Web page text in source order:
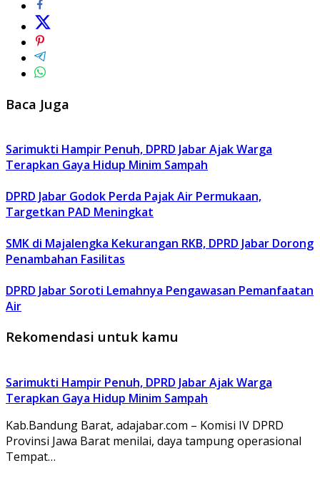
Baca Juga
Sarimukti Hampir Penuh, DPRD Jabar Ajak Warga
Terapkan Gaya Hidup Minim Sampah
DPRD Jabar Godok Perda Pajak Air Permukaan,
Targetkan PAD Meningkat
SMK di Majalengka Kekurangan RKB, DPRD Jabar Dorong
Penambahan Fasilitas
DPRD Jabar Soroti Lemahnya Pengawasan Pemanfaatan
Air
Rekomendasi untuk kamu
Sarimukti Hampir Penuh, DPRD Jabar Ajak Warga
Terapkan Gaya Hidup Minim Sampah
Kab.Bandung Barat, adajabar.com – Komisi IV DPRD
Provinsi Jawa Barat menilai, daya tampung operasional
Tempat…